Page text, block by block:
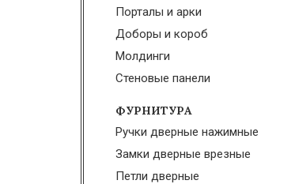
Порталы и арки
Доборы и короб
Молдинги
Стеновые панели
ФУРНИТУРА
Ручки дверные нажимные
Замки дверные врезные
Петли дверные